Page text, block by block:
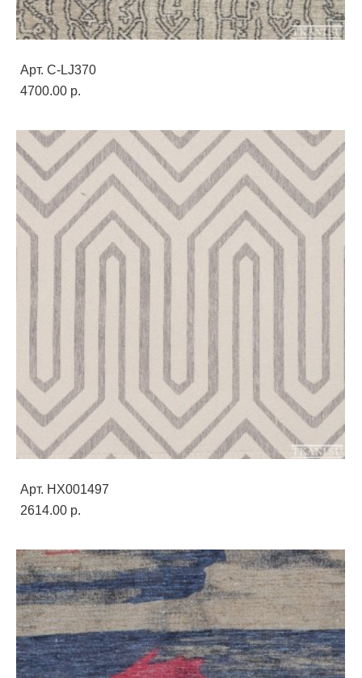
Арт. C-LJ370
4700.00 p.
Арт. HX001497
2614.00 p.